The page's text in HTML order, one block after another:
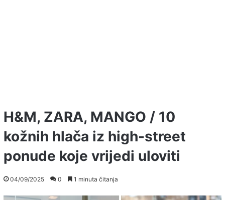
H&M, ZARA, MANGO / 10
kožnih hlača iz high-street
ponude koje vrijedi uloviti
04/09/2025 0 1 minuta čitanja